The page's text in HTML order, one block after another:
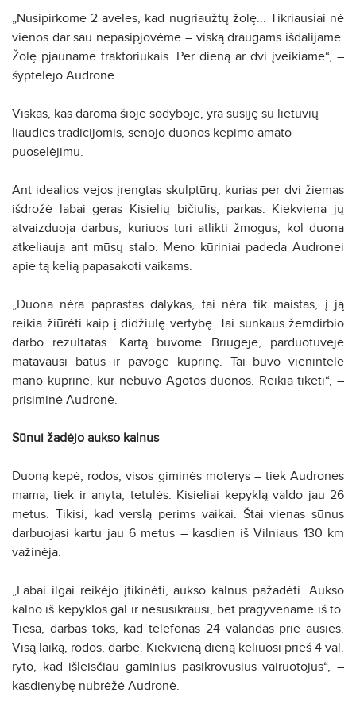
„Nusipirkome 2 aveles, kad nugriaužtų žolę... Tikriausiai nė
vienos dar sau nepasipjovėme – viską draugams išdalijame.
Žolę pjauname traktoriukais. Per dieną ar dvi įveikiame“, –
šyptelėjo Audronė.
Viskas, kas daroma šioje sodyboje, yra susiję su lietuvių
liaudies tradicijomis, senojo duonos kepimo amato
puoselėjimu.
Ant idealios vejos įrengtas skulptūrų, kurias per dvi žiemas
išdrožė labai geras Kisielių bičiulis, parkas. Kiekviena jų
atvaizduoja darbus, kuriuos turi atlikti žmogus, kol duona
atkeliauja ant mūsų stalo. Meno kūriniai padeda Audronei
apie tą kelią papasakoti vaikams.
„Duona nėra paprastas dalykas, tai nėra tik maistas, į ją
reikia žiūrėti kaip į didžiulę vertybę. Tai sunkaus žemdirbio
darbo rezultatas. Kartą buvome Briugėje, parduotuvėje
matavausi batus ir pavogė kuprinę. Tai buvo vienintelė
mano kuprinė, kur nebuvo Agotos duonos. Reikia tikėti“, –
prisiminė Audronė.
Sūnui žadėjo aukso kalnus
Duoną kepė, rodos, visos giminės moterys – tiek Audronės
mama, tiek ir anyta, tetulės. Kisieliai kepyklą valdo jau 26
metus. Tikisi, kad verslą perims vaikai. Štai vienas sūnus
darbuojasi kartu jau 6 metus – kasdien iš Vilniaus 130 km
važinėja.
„Labai ilgai reikėjo įtikinėti, aukso kalnus pažadėti. Aukso
kalno iš kepyklos gal ir nesusikrausi, bet pragyvename iš to.
Tiesa, darbas toks, kad telefonas 24 valandas prie ausies.
Visą laiką, rodos, darbe. Kiekvieną dieną keliuosi prieš 4 val.
ryto, kad išleisčiau gaminius pasikrovusius vairuotojus“, –
kasdienybę nubrėžė Audronė.